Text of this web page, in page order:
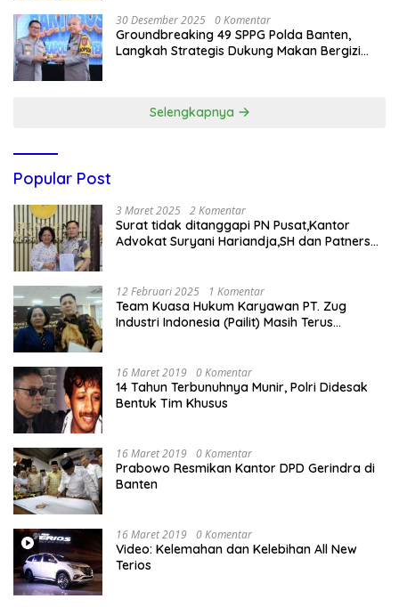
30 Desember 2025 0 Komentar
Groundbreaking 49 SPPG Polda Banten,
Langkah Strategis Dukung Makan Bergizi
Selengkapnya
Popular Post
3 Maret 2025 2 Komentar
Surat tidak ditanggapi PN Pusat,Kantor
Advokat Suryani Hariandja,SH dan Patners
12 Februari 2025 1 Komentar
Team Kuasa Hukum Karyawan PT. Zug
Industri Indonesia (Pailit) Masih Terus
16 Maret 2019 0 Komentar
14 Tahun Terbunuhnya Munir, Polri Didesak
Bentuk Tim Khusus
16 Maret 2019 0 Komentar
Prabowo Resmikan Kantor DPD Gerindra di
Banten
16 Maret 2019 0 Komentar
Video: Kelemahan dan Kelebihan All New
Terios